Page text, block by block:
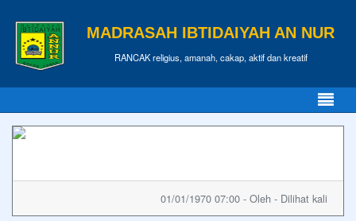
MADRASAH IBTIDAIYAH AN NUR
RANCAK religius, amanah, cakap, aktif dan kreatif
01/01/1970 07:00 - Oleh - Dilihat kali